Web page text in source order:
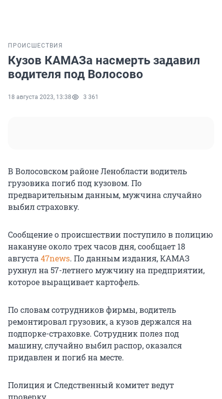
ПРОИСШЕСТВИЯ
Кузов КАМАЗа насмерть задавил
водителя под Волосово
18 августа 2023, 13:38 3 361
В Волосовском районе Ленобласти водитель
грузовика погиб под кузовом. По
предварительным данным, мужчина случайно
выбил страховку.
Сообщение о происшествии поступило в полицию
накануне около трех часов дня, сообщает 18
августа 47news. По данным издания, КАМАЗ
рухнул на 57-летнего мужчину на предприятии,
которое выращивает картофель.
По словам сотрудников фирмы, водитель
ремонтировал грузовик, а кузов держался на
подпорке-страховке. Сотрудник полез под
машину, случайно выбил распор, оказался
придавлен и погиб на месте.
Полиция и Следственный комитет ведут
проверку.